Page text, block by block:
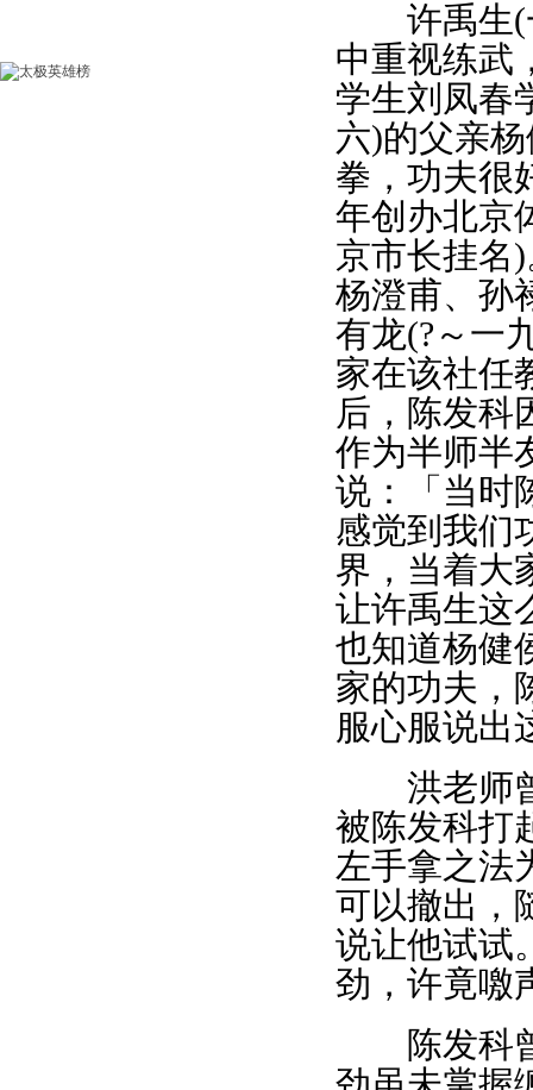
许禹生(一
中重视练武
学生刘凤春
六)的父亲
拳，功夫很
年创办北京
京市长挂名
杨澄甫、孙
有龙(?～一
家在该社任
后，陈发科
作为半师半
说：「当时
感觉到我们
界，当着大
让许禹生这
也知道杨健
家的功夫，
服心服说出
洪老师曾
被陈发科打
左手拿之法
可以撤出，
说让他试试
劲，许竟噭
陈发科曾